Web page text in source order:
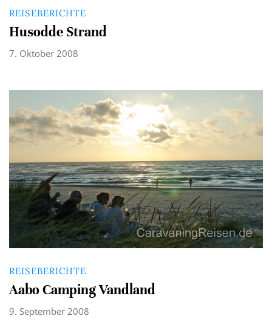
REISEBERICHTE
Husodde Strand
7. Oktober 2008
REISEBERICHTE
Aabo Camping Vandland
9. September 2008